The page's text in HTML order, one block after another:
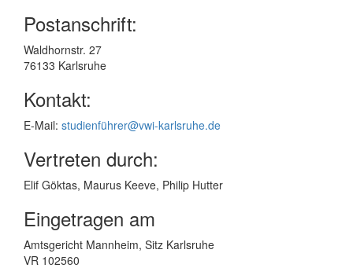
Postanschrift:
Waldhornstr. 27
76133 Karlsruhe
Kontakt:
E-Mail: studienführer@vwi-karlsruhe.de
Vertreten durch:
Elif Göktas, Maurus Keeve, Philip Hutter
Eingetragen am
Amtsgericht Mannheim, Sitz Karlsruhe
VR 102560